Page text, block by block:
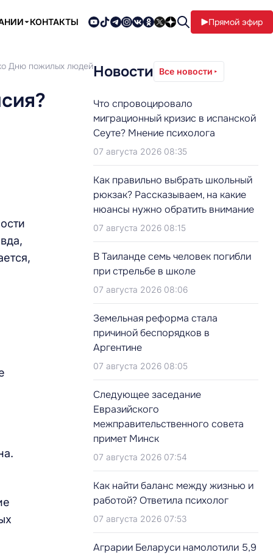
КОНТАКТЫ Прямой эфир
Дню пожилых людейНовости Все новости
Что спровоцировало
миграционный кризис в испанской
Сеуте? Мнение психолога
07 августа 2026 08:35
Как правильно выбрать школьный
рюкзак? Рассказываем, на какие
нюансы нужно обратить внимание
07 августа 2026 08:15
В Таиланде семь человек погибли
при стрельбе в школе
07 августа 2026 08:06
Земельная реформа стала
причиной беспорядков в
Аргентине
07 августа 2026 08:05
Следующее заседание
Евразийского
межправительственного совета
примет Минск
07 августа 2026 07:54
Как найти баланс между жизнью и
работой? Ответила психолог
07 августа 2026 07:53
Аграрии Беларуси намолотили 5,9